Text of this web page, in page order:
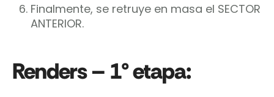
Finalmente, se retruye en masa el SECTOR
ANTERIOR.
Renders – 1° etapa: